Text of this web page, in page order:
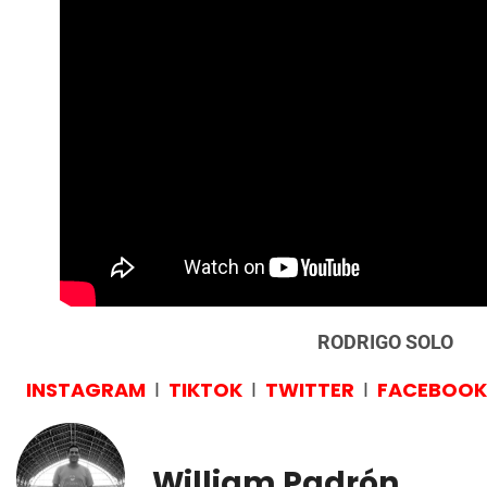
RODRIGO SOLO
INSTAGRAMI TIKTOK I TWITTER I FACEBOOK